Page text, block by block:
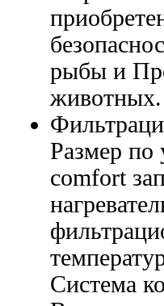
рыбы и
Размер по
comfort
Система